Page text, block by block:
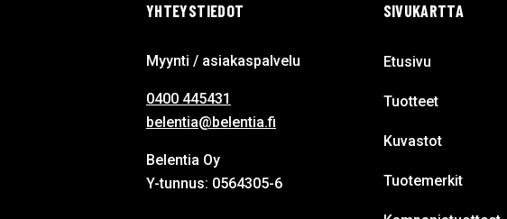
YHTEYSTIEDOT
Myynti / asiakaspalvelu
0400 445431
belentia@belentia.fi
Belentia Oy
Y-tunnus: 0564305-6
SIVUKARTTA
Etusivu
Tuotteet
Kuvastot
Tuotemerkit